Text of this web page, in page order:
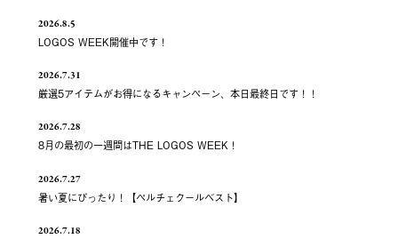
2026.8.5
LOGOS WEEK開催中です！
2026.7.31
厳選5アイテムがお得になるキャンペーン、本日最終日です！！
2026.7.28
8月の最初の一週間はTHE LOGOS WEEK！
2026.7.27
暑い夏にぴったり！【ペルチェクールベスト】
2026.7.18